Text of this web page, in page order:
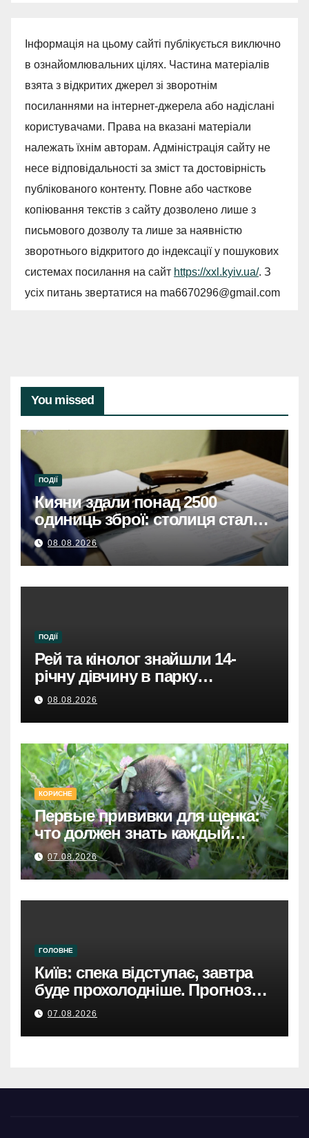
Інформація на цьому сайті публікується виключно
в ознайомлювальних цілях. Частина матеріалів
взята з відкритих джерел зі зворотнім
посиланнями на інтернет-джерела або надіслані
користувачами. Права на вказані матеріали
належать їхнім авторам. Адміністрація сайту не
несе відповідальності за зміст та достовірність
публікованого контенту. Повне або часткове
копіювання текстів з сайту дозволено лише з
письмового дозволу та лише за наявністю
зворотнього відкритого до індексації у пошукових
системах посилання на сайт https://xxl.kyiv.ua/. З
усіх питань звертатися на ma6670296@gmail.com
You missed
ПОДІЇ
Кияни здали понад 2500
одиниць зброї: столиця стала
безпечнішою
08.08.2026
ПОДІЇ
Рей та кінолог знайшли 14-
річну дівчину в парку
Святошинського району.
08.08.2026
КОРИСНЕ
Первые прививки для щенка:
что должен знать каждый
хозяин
07.08.2026
ГОЛОВНЕ
Київ: спека відступає, завтра
буде прохолодніше. Прогноз
погоди
07.08.2026